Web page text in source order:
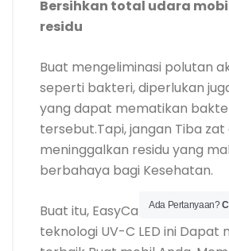
Buat itu, EasyCare EC-2 Pro
terbaik Buat mobil Anda.
kandungan bebas merkuri dan
efektif membunuh hingga
virus, jamur dan allergen
Selain itu, perangkat ini dapat
digunakan secara portabel.
pengukur PM2.5 Buat mobil
mengukur secarareal-time
Ada Pertanyaan?